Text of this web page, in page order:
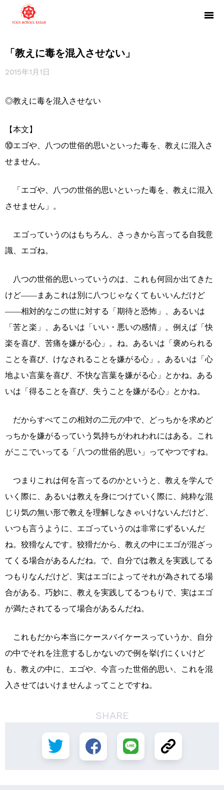
「教えに毒を混入させない」
2015年1月1日
◎教えに毒を混入させない
【本文】
⑩エゴや、八つの世俗的思いといった毒を、教えに混入さ
せません。
「エゴや、八つの世俗的思いといった毒を、教えに混入
させません」。
エゴっていうのはもちろん、さっきから言ってる自我意
識、エゴね。
八つの世俗的思いっていうのは、これも何回か出てきた
けど――まあこれは別に八つじゃなくてもいいんだけど
――相対的なこの世に対する「期待と恐怖」、あるいは
「苦と楽」、あるいは「いい・悪いの感情」。例えば「快
楽を喜び、苦痛を嫌がる心」。ね。あるいは「褒められる
ことを喜び、けなされることを嫌がる心」。あるいは「心
地よい言葉を喜び、不快な言葉を嫌がる心」とかね。ある
いは「得ることを喜び、失うことを嫌がる心」とかね。
だからすべてこの相対の二元の中で、どっちかを求めど
っちかを嫌がるっていう気持ちがわれわれにはある。これ
がここでいってる「八つの世俗的思い」ってやつですね。
つまりこれは何を言ってるのかというと、教えを学んで
いく際に、あるいは教えを身につけていく際に、純粋な混
じり気の無い形で教えを理解しなきゃいけないんだけど、
いつも言うように、エゴっていうのは非常にずるいんだ
ね。狡猾なんです。狡猾だから、教えの中にエゴが混ざっ
てくる場合があるんだね。で、自分では教えを実践してる
つもりなんだけど、実はエゴによってそれが為されてる場
合がある。巧妙に、教えを実践してるつもりで、実はエゴ
が満たされてるって場合があるんだね。
これもだから本当にケースバイケースっていうか、自分
の中でそれを注意するしかないので例を挙げにくいけど
も、教えの中に、エゴや、今言った世俗的思い、これを混
入させてはいけませんよってことですね。
SHARE